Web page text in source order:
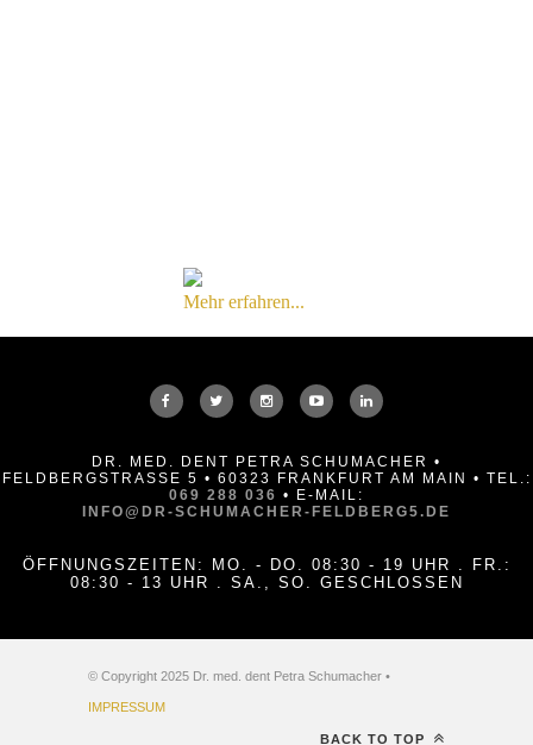
Mehr erfahren...
DR. MED. DENT PETRA SCHUMACHER •
FELDBERGSTRASSE 5 • 60323 FRANKFURT AM MAIN • TEL.:
069 288 036 • E-MAIL:
INFO@DR-SCHUMACHER-FELDBERG5.DE
ÖFFNUNGSZEITEN: MO. - DO. 08:30 - 19 UHR . FR.:
08:30 - 13 UHR . SA., SO. GESCHLOSSEN
© Copyright 2025 Dr. med. dent Petra Schumacher •
IMPRESSUM
BACK TO TOP